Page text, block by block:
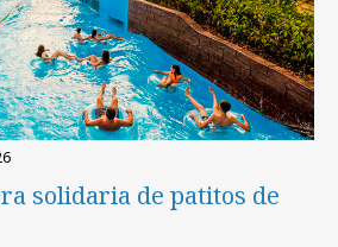
solidaria de patitos de